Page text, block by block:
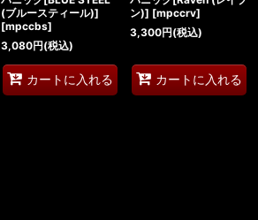
(ブルースティール)]
[mpccbs]
3,080円(税込)
カートに入れる
ン)] [mpccrv]
3,300円(税込)
カートに入れる